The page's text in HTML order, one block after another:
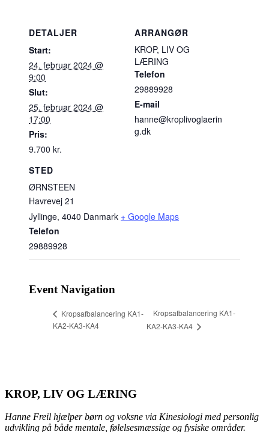
DETALJER
Start:
24. februar 2024 @
9:00
Slut:
25. februar 2024 @
17:00
Pris:
9.700 kr.
STED
ØRNSTEEN
Havrevej 21
Jyllinge, 4040 Danmark + Google Maps
Telefon
29889928
ARRANGØR
KROP, LIV OG
LÆRING
Telefon
29889928
E-mail
hanne@kroplivoglaerin
g.dk
Event Navigation
Kropsafbalancering KA1-
KA2-KA3-KA4
Kropsafbalancering KA1-
KA2-KA3-KA4
KROP, LIV OG LÆRING
Hanne Freil hjælper børn og voksne via Kinesiologi med personlig
udvikling på både mentale, følelsesmæssige og fysiske områder.